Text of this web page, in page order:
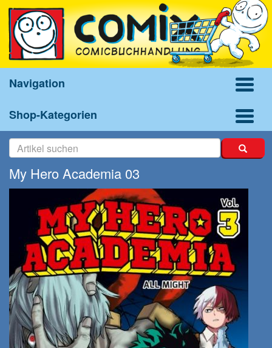
Navigation
Shop-Kategorien
My Hero Academia 03